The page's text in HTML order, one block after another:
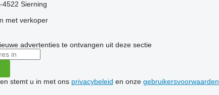
4522 Sierning
met verkoper
advertenties te ontvangen uit deze sectie
stemt u in met ons privacybeleid en onze gebruikersvoorwaarden